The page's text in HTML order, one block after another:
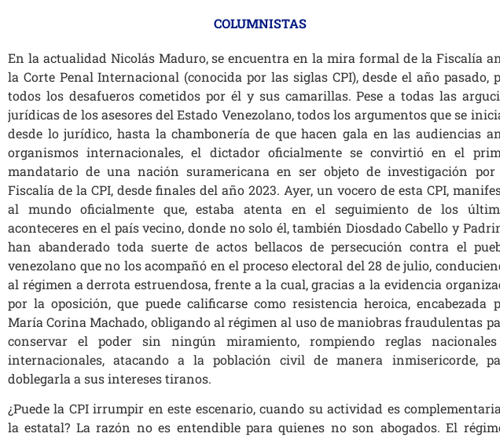
COLUMNISTAS
En la actualidad Nicolás Maduro, se encuentra en la mira formal de la Fiscalía
la Corte Penal Internacional (conocida por las siglas CPI), desde el año pasado,
todos los desafueros cometidos por él y sus camarillas. Pese a todas las
jurídicas de los asesores del Estado Venezolano, todos los argumentos que se
desde lo jurídico, hasta la chambonería de que hacen gala en las audiencias
organismos internacionales, el dictador oficialmente se convirtió en el
mandatario de una nación suramericana en ser objeto de investigación por
Fiscalía de la CPI, desde finales del año 2023. Ayer, un vocero de esta CPI,
al mundo oficialmente que, estaba atenta en el seguimiento de los
aconteceres en el país vecino, donde no solo él, también Diosdado Cabello y
han abanderado toda suerte de actos bellacos de persecución contra el
venezolano que no los acompañó en el proceso electoral del 28 de julio,
al régimen a derrota estruendosa, frente a la cual, gracias a la evidencia
por la oposición, que puede calificarse como resistencia heroica, encabezada
María Corina Machado, obligando al régimen al uso de maniobras fraudulentas
conservar el poder sin ningún miramiento, rompiendo reglas
internacionales, atacando a la población civil de manera inmisericorde,
doblegarla a sus intereses tiranos.
¿Puede la CPI irrumpir en este escenario, cuando su actividad es
la estatal? La razón no es entendible para quienes no son abogados. El